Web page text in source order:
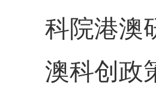
科院港澳
澳科创政